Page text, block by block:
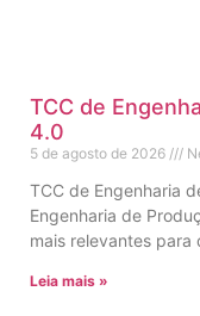
TCC de
4.0
5 de agosto de 2026
TCC de Engenharia
Engenharia de
mais relevantes para
Leia mais »